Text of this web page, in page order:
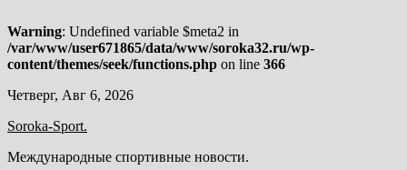
Warning: Undefined variable $meta2 in
/var/www/user671865/data/www/soroka32.ru/wp-
content/themes/seek/functions.php on line 366
Skip
content
Четверг, Авг 6, 2026
Soroka-Sport.
Международные спортивные новости.